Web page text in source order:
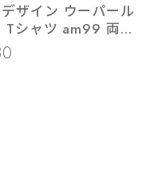
ザイン ウーパール
Tシャツ am99 両生
ル